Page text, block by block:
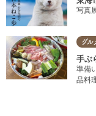
写真
グル
手ぶ
準備
品料